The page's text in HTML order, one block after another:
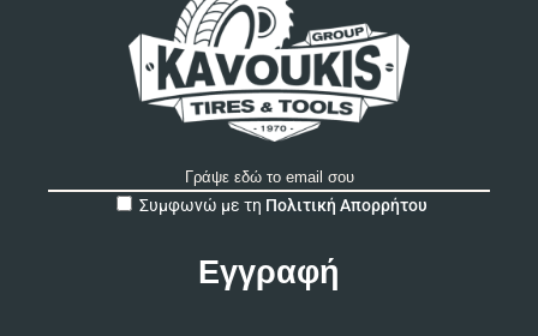
Συμφωνώ με τη Πολιτική Απορρήτου